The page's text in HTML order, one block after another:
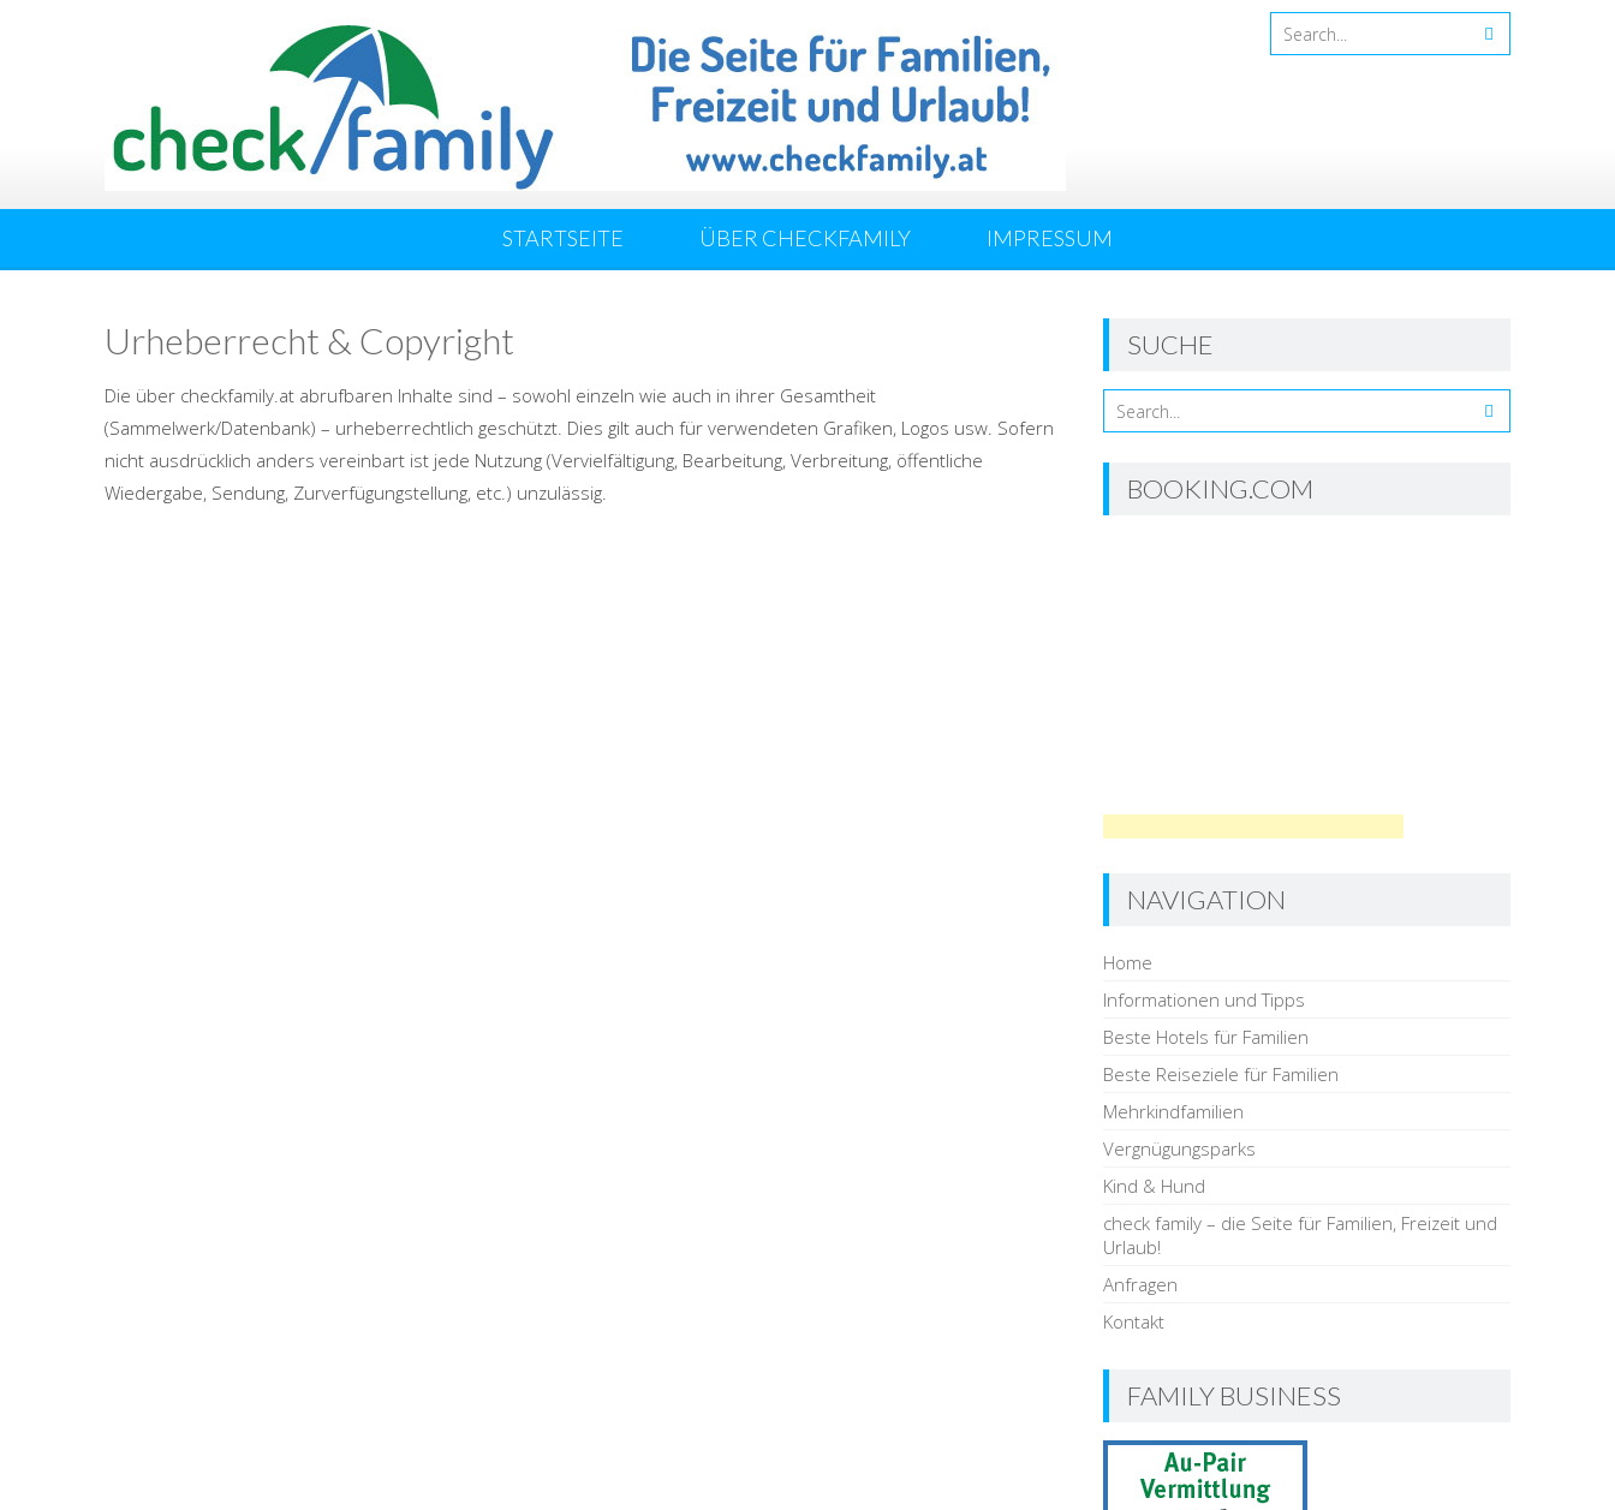
STARTSEITE ÜBER CHECKFAMILY IMPRESSUM
Urheberrecht & Copyright
Die über checkfamily.at abrufbaren Inhalte sind – sowohl einzeln wie auch in ihrer Gesamtheit
(Sammelwerk/Datenbank) – urheberrechtlich geschützt. Dies gilt auch für verwendeten Grafiken, Logos usw. Sofern
nicht ausdrücklich anders vereinbart ist jede Nutzung (Vervielfältigung, Bearbeitung, Verbreitung, öffentliche
Wiedergabe, Sendung, Zurverfügungstellung, etc.) unzulässig.
SUCHE
BOOKING.COM
NAVIGATION
Home
Informationen und Tipps
Beste Hotels für Familien
Beste Reiseziele für Familien
Mehrkindfamilien
Vergnügungsparks
Kind & Hund
check family – die Seite für Familien, Freizeit und
Urlaub!
Anfragen
Kontakt
FAMILY BUSINESS